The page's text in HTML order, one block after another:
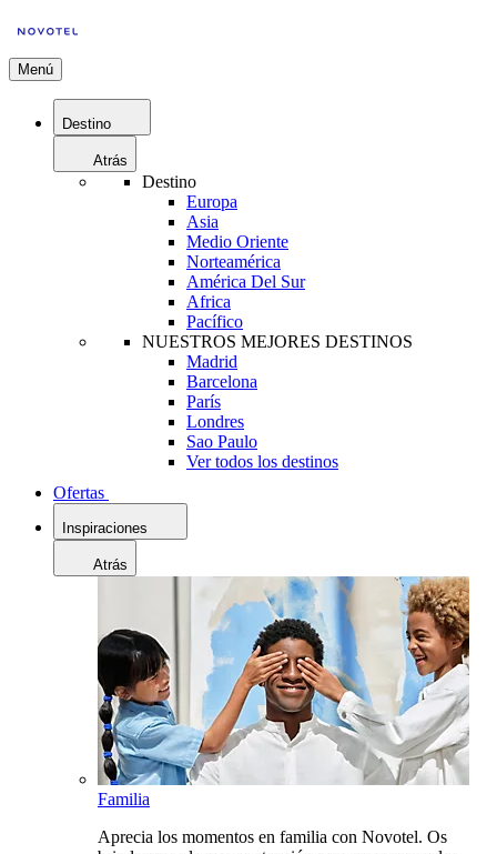
Menú
Destino
Atrás
Destino
Europa
Asia
Medio Oriente
Norteamérica
América Del Sur
Africa
Pacífico
NUESTROS MEJORES DESTINOS
Madrid
Barcelona
París
Londres
Sao Paulo
Ver todos los destinos
Ofertas
Inspiraciones
Atrás
Familia
Aprecia los momentos en familia con Novotel. Os